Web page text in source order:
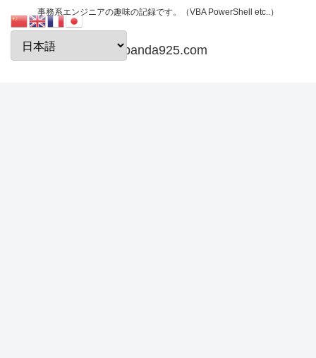
事務系エンジニアの趣味の記録です。（VBA PowerShell etc..）
papanda925.com